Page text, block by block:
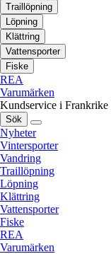
Traillöpning
Löpning
Klättring
Vattensporter
Fiske
REA
Varumärken
Kundservice i Frankrike
Sök
Nyheter
Vintersporter
Vandring
Traillöpning
Löpning
Klättring
Vattensporter
Fiske
REA
Varumärken